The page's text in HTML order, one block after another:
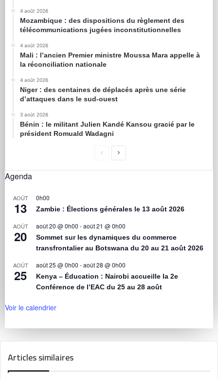
4 août 2026
Mozambique : des dispositions du règlement des
télécommunications jugées inconstitutionnelles
4 août 2026
Mali : l’ancien Premier ministre Moussa Mara appelle à
la réconciliation nationale
4 août 2026
Niger : des centaines de déplacés après une série
d’attaques dans le sud-ouest
3 août 2026
Bénin : le militant Julien Kandé Kansou gracié par le
président Romuald Wadagni
Agenda
AOÛT
13
0h00
Zambie : Élections générales le 13 août 2026
AOÛT
20
août 20 @ 0h00 -août 21 @ 0h00
Sommet sur les dynamiques du commerce
transfrontalier au Botswana du 20 au 21 août 2026
AOÛT
25
août 25 @ 0h00 -août 28 @ 0h00
Kenya – Éducation : Nairobi accueille la 2e
Conférence de l’EAC du 25 au 28 août
Voir le calendrier
Articles similaires